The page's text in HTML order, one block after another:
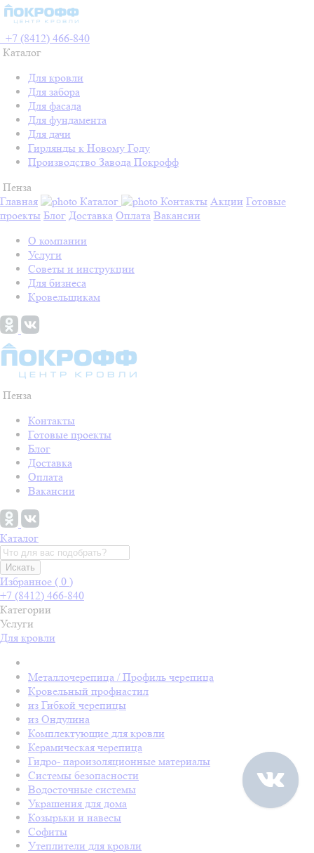
+7 (8412) 466-840
Каталог
Для кровли
Для забора
Для фасада
Для фундамента
Для дачи
Гирлянды к Новому Году
Производство Завода Покрофф
Пенза
Главная
Каталог Контакты Акции Готовые
проекты Блог Доставка Оплата Вакансии
О компании
Услуги
Советы и инструкции
Для бизнеса
Кровельщикам
Пенза
Контакты
Готовые проекты
Блог
Доставка
Оплата
Вакансии
Каталог
Искать
Избранное ( 0 )
+7 (8412) 466-840
Категории
Услуги
Для кровли
Металлочерепица / Профиль черепица
Кровельный профнастил
из Гибкой черепицы
из Ондулина
Комплектующие для кровли
Керамическая черепица
Гидро- пароизоляционные материалы
Системы безопасности
Водосточные системы
Украшения для дома
Козырьки и навесы
Софиты
Утеплители для кровли